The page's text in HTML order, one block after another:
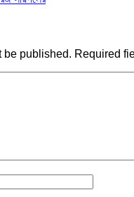
be published. Required